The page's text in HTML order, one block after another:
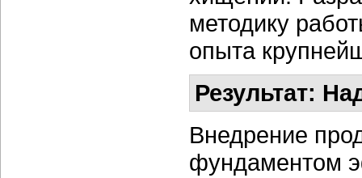
методику
опыта
Результат:
Внедрение
фундаментом